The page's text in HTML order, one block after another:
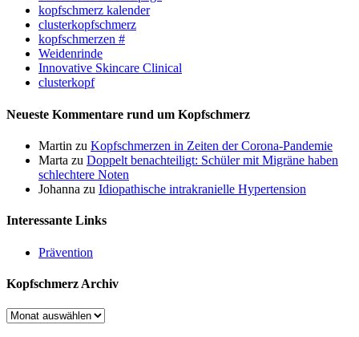
kopfschmerz kalender
clusterkopfschmerz
kopfschmerzen #
Weidenrinde
Innovative Skincare Clinical
clusterkopf
Neueste Kommentare rund um Kopfschmerz
Martin zu Kopfschmerzen in Zeiten der Corona-Pandemie
Marta zu Doppelt benachteiligt: Schüler mit Migräne haben
schlechtere Noten
Johanna zu Idiopathische intrakranielle Hypertension
Interessante Links
Prävention
Kopfschmerz Archiv
Kopfschmerz